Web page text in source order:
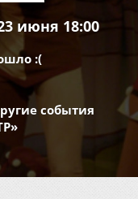
июня 18:00
:(
события